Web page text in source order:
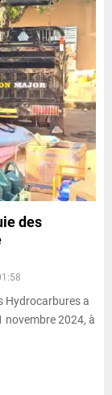
des
Hydrocarbures a
novembre 2024, à